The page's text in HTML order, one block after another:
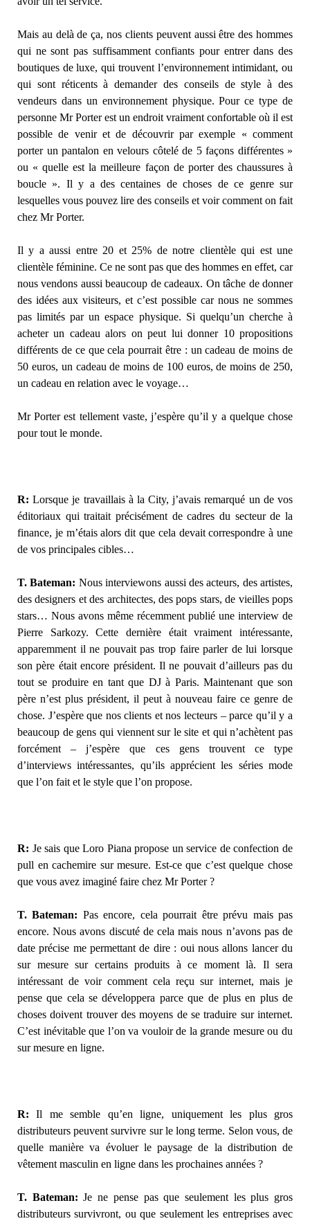
Mais au delà de ça, nos clients peuvent aussi être des hommes
qui ne sont pas suffisamment confiants pour entrer dans des
boutiques de luxe, qui trouvent l’environnement intimidant, ou
qui sont réticents à demander des conseils de style à des
vendeurs dans un environnement physique. Pour ce type de
personne Mr Porter est un endroit vraiment confortable où il est
possible de venir et de découvrir par exemple « comment
porter un pantalon en velours côtelé de 5 façons différentes »
ou « quelle est la meilleure façon de porter des chaussures à
boucle ». Il y a des centaines de choses de ce genre sur
lesquelles vous pouvez lire des conseils et voir comment on fait
chez Mr Porter.
Il y a aussi entre 20 et 25% de notre clientèle qui est une
clientèle féminine. Ce ne sont pas que des hommes en effet, car
nous vendons aussi beaucoup de cadeaux. On tâche de donner
des idées aux visiteurs, et c’est possible car nous ne sommes
pas limités par un espace physique. Si quelqu’un cherche à
acheter un cadeau alors on peut lui donner 10 propositions
différents de ce que cela pourrait être : un cadeau de moins de
50 euros, un cadeau de moins de 100 euros, de moins de 250,
un cadeau en relation avec le voyage…
Mr Porter est tellement vaste, j’espère qu’il y a quelque chose
pour tout le monde.
R: Lorsque je travaillais à la City, j’avais remarqué un de vos
éditoriaux qui traitait précisément de cadres du secteur de la
finance, je m’étais alors dit que cela devait correspondre à une
de vos principales cibles…
T. Bateman: Nous interviewons aussi des acteurs, des artistes,
des designers et des architectes, des pops stars, de vieilles pops
stars… Nous avons même récemment publié une interview de
Pierre Sarkozy. Cette dernière était vraiment intéressante,
apparemment il ne pouvait pas trop faire parler de lui lorsque
son père était encore président. Il ne pouvait d’ailleurs pas du
tout se produire en tant que DJ à Paris. Maintenant que son
père n’est plus président, il peut à nouveau faire ce genre de
chose. J’espère que nos clients et nos lecteurs – parce qu’il y a
beaucoup de gens qui viennent sur le site et qui n’achètent pas
forcément – j’espère que ces gens trouvent ce type
d’interviews intéressantes, qu’ils apprécient les séries mode
que l’on fait et le style que l’on propose.
R: Je sais que Loro Piana propose un service de confection de
pull en cachemire sur mesure. Est-ce que c’est quelque chose
que vous avez imaginé faire chez Mr Porter ?
T. Bateman: Pas encore, cela pourrait être prévu mais pas
encore. Nous avons discuté de cela mais nous n’avons pas de
date précise me permettant de dire : oui nous allons lancer du
sur mesure sur certains produits à ce moment là. Il sera
intéressant de voir comment cela reçu sur internet, mais je
pense que cela se développera parce que de plus en plus de
choses doivent trouver des moyens de se traduire sur internet.
C’est inévitable que l’on va vouloir de la grande mesure ou du
sur mesure en ligne.
R: Il me semble qu’en ligne, uniquement les plus gros
distributeurs peuvent survivre sur le long terme. Selon vous, de
quelle manière va évoluer le paysage de la distribution de
vêtement masculin en ligne dans les prochaines années ?
T. Bateman:Je ne pense pas que seulement les plus gros
distributeurs survivront, ou que seulement les entreprises avec